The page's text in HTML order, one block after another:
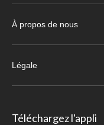
À propos de nous
Légale
Téléchargez l'appli